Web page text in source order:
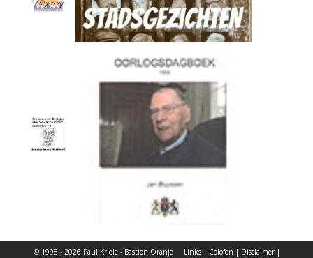
© 1998 - 2026 Paul Kriele - Bastion Oranje Links| Colofon | Disclaimer|